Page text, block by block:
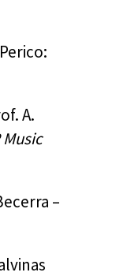
A.
Music
–